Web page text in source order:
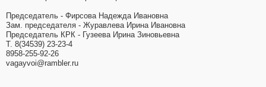
Председатель - Фирсова Надежда Ивановна
Зам. председателя - Журавлева Ирина Ивановна
Председатель КРК - Гузеева Ирина Зиновьевна
Т. 8(34539) 23-23-4
8958-255-92-26
vagayvoi@rambler.ru